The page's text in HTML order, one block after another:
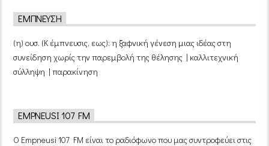
ΈΜΠΝΕΥΣΗ
(η) ουσ. (Κ έμπνευσις, εως): η ξαφνική γένεση μιας ιδέας στη
συνείδηση χωρίς την παρεμβολή της θέλησης | καλλιτεχνική
σύλληψη | παρακίνηση
EMPNEUSI 107 FM
Ο Empneusi 107 FM είναι το ραδιόφωνο που μας συντροφεύει στις